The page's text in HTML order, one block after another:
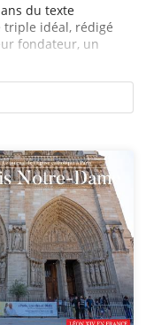
du texte
triple idéal, rédigé
fondateur, un